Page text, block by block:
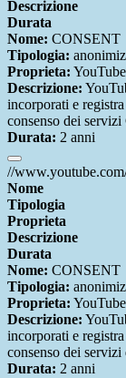
Descrizione
Durata
Nome: CONSENT
Tipologia:
Proprieta: YouTube
Descrizione:
incorporati e
consenso dei
Durata: 2 anni
//
Nome
Tipologia
Proprieta
Descrizione
Durata
Nome: CONSENT
Tipologia:
Proprieta: YouTube
Descrizione:
incorporati e
consenso dei
Durata: 2 anni